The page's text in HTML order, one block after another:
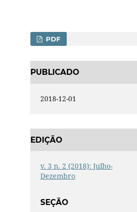
PDF
PUBLICADO
2018-12-01
EDIÇÃO
v. 3 n. 2 (2018): Julho-
Dezembro
SEÇÃO